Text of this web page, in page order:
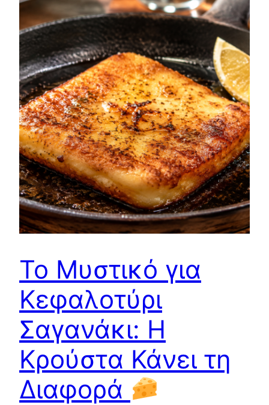
Το Μυστικό για
Κεφαλοτύρι
Σαγανάκι: Η
Κρούστα Κάνει τη
Διαφορά